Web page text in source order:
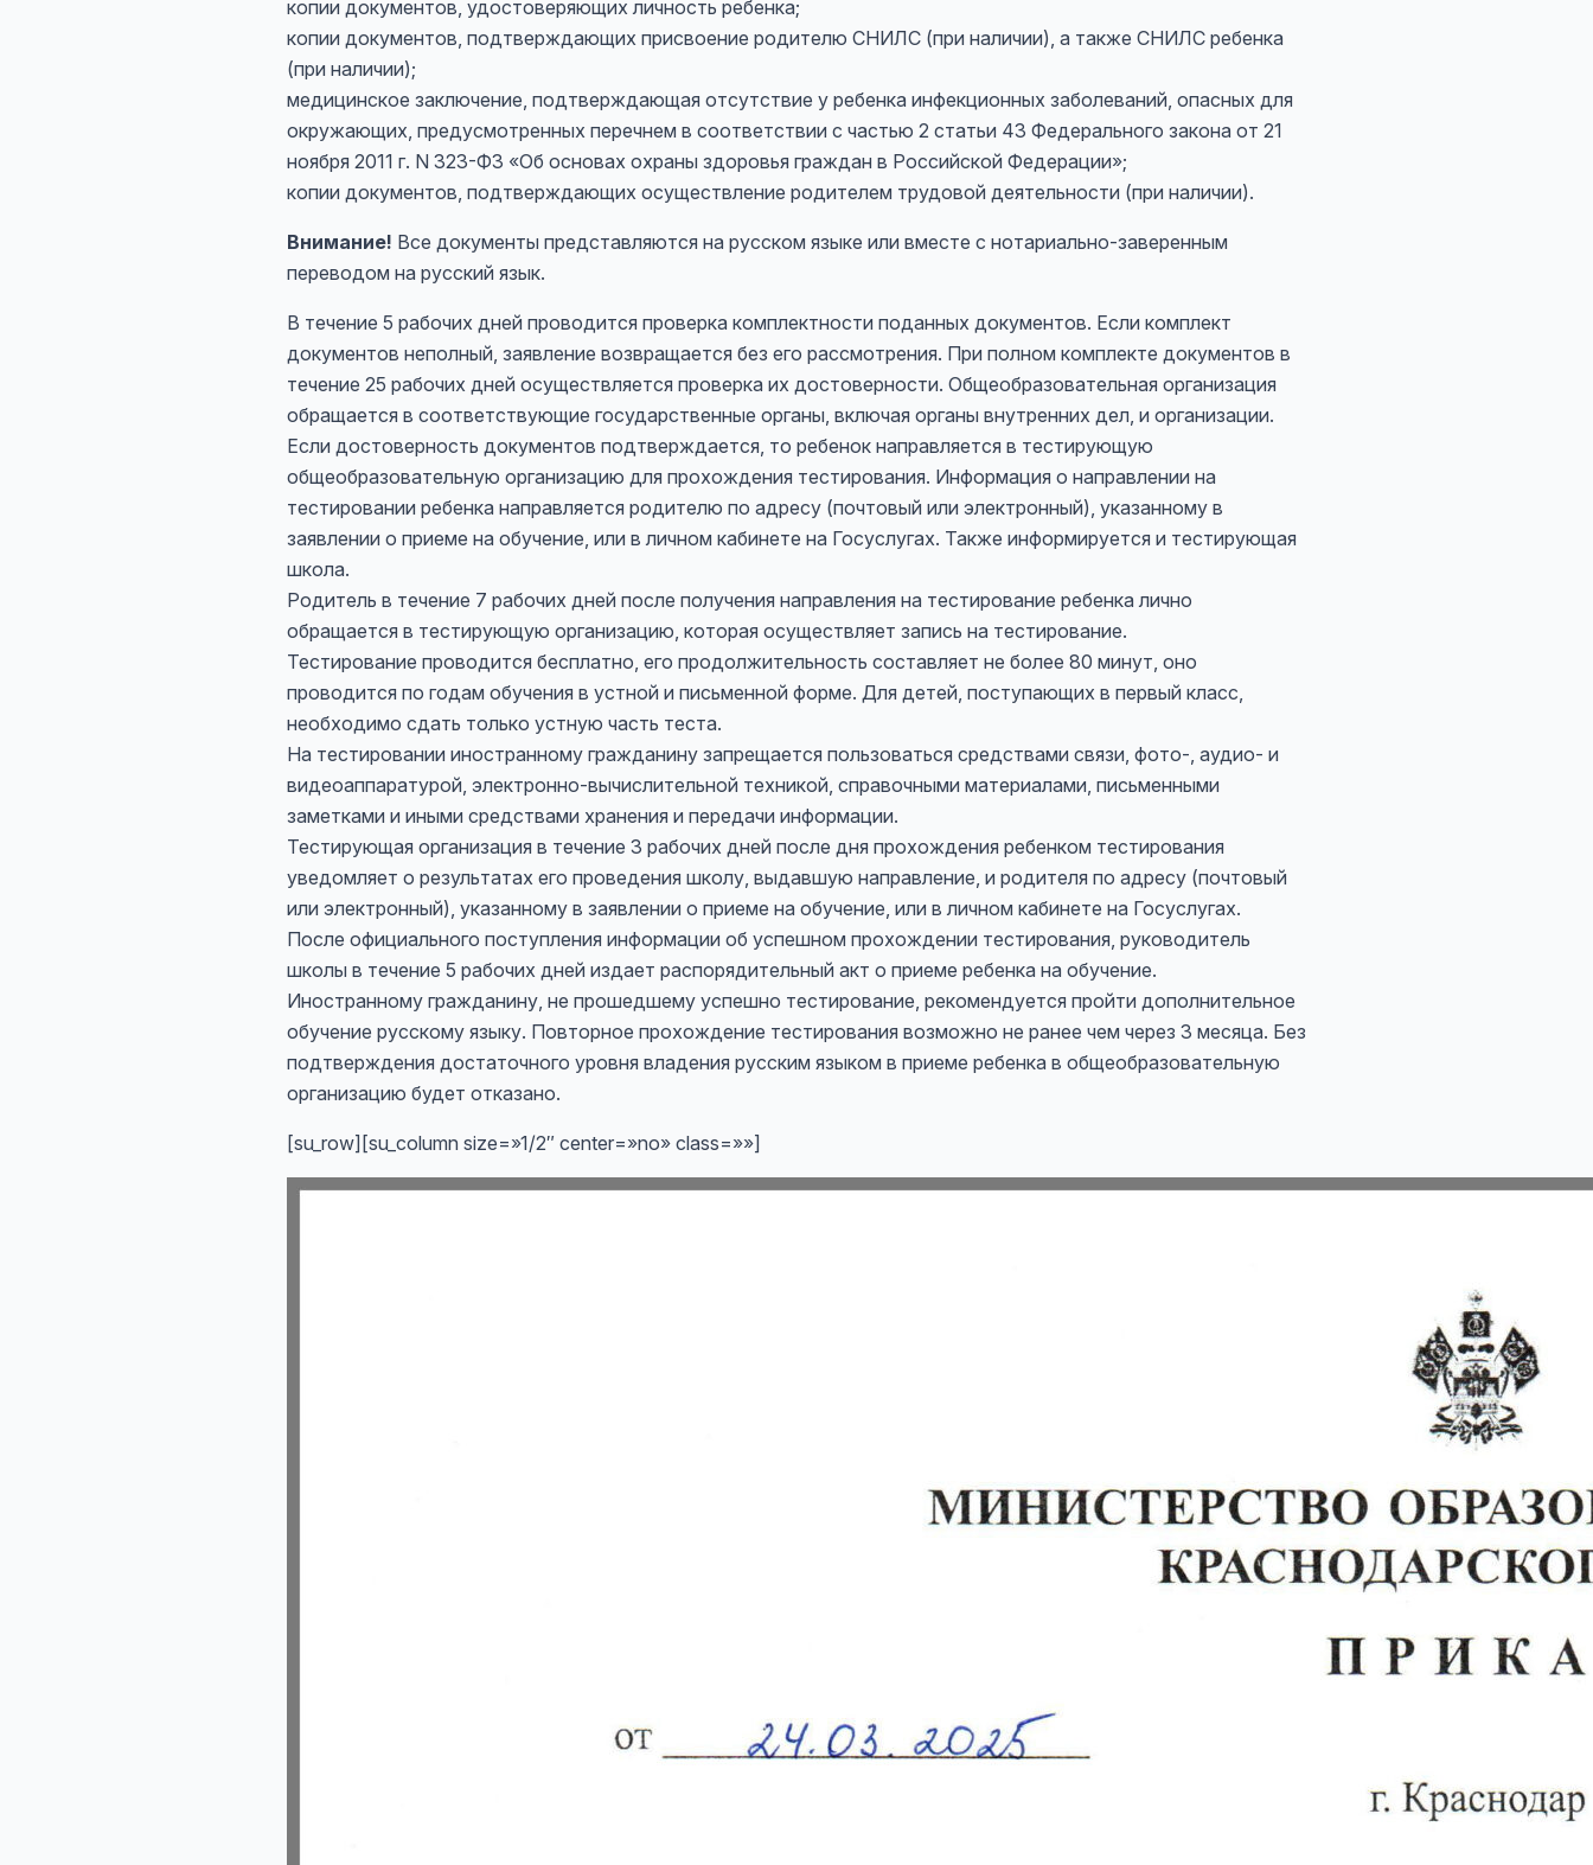
копии документов, удостоверяющих личность ребенка;
копии документов, подтверждающих присвоение родителю СНИЛС (при наличии), а также СНИЛС ребенка
(при наличии);
медицинское заключение, подтверждающая отсутствие у ребенка инфекционных заболеваний, опасных для
окружающих, предусмотренных перечнем в соответствии с частью 2 статьи 43 Федерального закона от 21
ноября 2011 г. N 323-ФЗ «Об основах охраны здоровья граждан в Российской Федерации»;
копии документов, подтверждающих осуществление родителем трудовой деятельности (при наличии).
Внимание! Все документы представляются на русском языке или вместе с нотариально-заверенным
переводом на русский язык.
В течение 5 рабочих дней проводится проверка комплектности поданных документов. Если комплект
документов неполный, заявление возвращается без его рассмотрения. При полном комплекте документов в
течение 25 рабочих дней осуществляется проверка их достоверности. Общеобразовательная организация
обращается в соответствующие государственные органы, включая органы внутренних дел, и организации.
Если достоверность документов подтверждается, то ребенок направляется в тестирующую
общеобразовательную организацию для прохождения тестирования. Информация о направлении на
тестировании ребенка направляется родителю по адресу (почтовый или электронный), указанному в
заявлении о приеме на обучение, или в личном кабинете на Госуслугах. Также информируется и тестирующая
школа.
Родитель в течение 7 рабочих дней после получения направления на тестирование ребенка лично
обращается в тестирующую организацию, которая осуществляет запись на тестирование.
Тестирование проводится бесплатно, его продолжительность составляет не более 80 минут, оно
проводится по годам обучения в устной и письменной форме. Для детей, поступающих в первый класс,
необходимо сдать только устную часть теста.
На тестировании иностранному гражданину запрещается пользоваться средствами связи, фото-, аудио- и
видеоаппаратурой, электронно-вычислительной техникой, справочными материалами, письменными
заметками и иными средствами хранения и передачи информации.
Тестирующая организация в течение 3 рабочих дней после дня прохождения ребенком тестирования
уведомляет о результатах его проведения школу, выдавшую направление, и родителя по адресу (почтовый
или электронный), указанному в заявлении о приеме на обучение, или в личном кабинете на Госуслугах.
После официального поступления информации об успешном прохождении тестирования, руководитель
школы в течение 5 рабочих дней издает распорядительный акт о приеме ребенка на обучение.
Иностранному гражданину, не прошедшему успешно тестирование, рекомендуется пройти дополнительное
обучение русскому языку. Повторное прохождение тестирования возможно не ранее чем через 3 месяца. Без
подтверждения достаточного уровня владения русским языком в приеме ребенка в общеобразовательную
организацию будет отказано.
[su_row][su_column size=»1/2″ center=»no» class=»»]